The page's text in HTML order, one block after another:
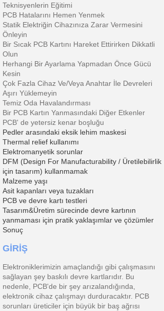
Teknisyenlerin Eğitimi
PCB Hatalarını Hemen Yenmek
Statik Elektriğin Cihazınıza Zarar Vermesini
Önleyin
Bir Sıcak PCB Kartını Hareket Ettirirken Dikkatli
Olun
Herhangi Bir Ayarlama Yapmadan Önce Gücü
Kesin
Çok Fazla Cihaz Ve/Veya Anahtar İle Devreleri
Aşırı Yüklemeyin
Temiz Oda Havalandırması
Bir PCB Kartın Yanmasındaki Diğer Etkenler
PCB' de yetersiz kenar boşluğu
Pedler arasındaki eksik lehim maskesi
Thermal relief kullanımı
Elektromanyetik sorunlar
DFM (Design For Manufacturability / Üretilebilirlik
için tasarım) kullanmamak
Malzeme yaşı
Asit kapanları veya tuzakları
PCB ve devre kartı testleri
Tasarım&Üretim sürecinde devre kartının
yanmaması için pratik yaklaşımlar ve çözümler
Sonuç
GİRİŞ
Elektroniklerimizin amaçlandığı gibi çalışmasını
sağlayan şey baskılı devre kartlarıdır. Bu
nedenle, PCB'de bir şey arızalandığında,
elektronik cihaz çalışmayı durduracaktır. PCB
sorunları üreticiler için büyük bir baş ağrısı